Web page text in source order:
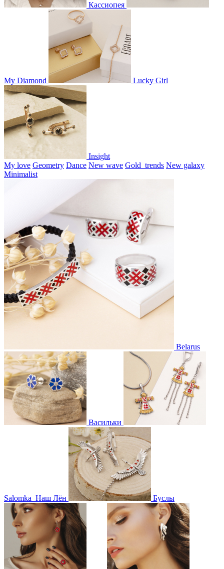
Кассиопея
My Diamond Lucky Girl
Insight
My love Geometry Dance New wave Gold_trends New galaxy
Minimalist
Belarus
Васильки
Salomka Наш Лён Буслы